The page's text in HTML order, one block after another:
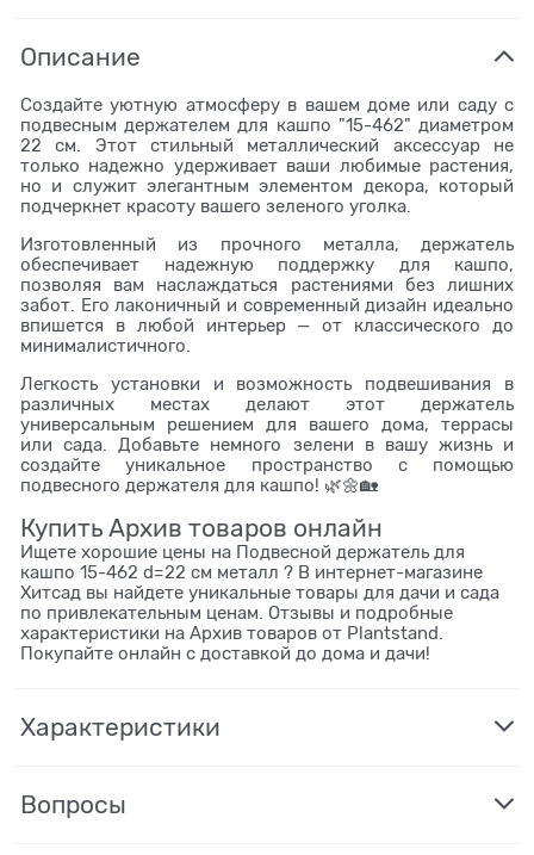
Описание
Создайте уютную атмосферу в вашем доме или саду с
подвесным держателем для кашпо "15-462" диаметром
22 см. Этот стильный металлический аксессуар не
только надежно удерживает ваши любимые растения,
но и служит элегантным элементом декора, который
подчеркнет красоту вашего зеленого уголка.
Изготовленный из прочного металла, держатель
обеспечивает надежную поддержку для кашпо,
позволяя вам наслаждаться растениями без лишних
забот. Его лаконичный и современный дизайн идеально
впишется в любой интерьер — от классического до
минималистичного.
Легкость установки и возможность подвешивания в
различных местах делают этот держатель
универсальным решением для вашего дома, террасы
или сада. Добавьте немного зелени в вашу жизнь и
создайте уникальное пространство с помощью
подвесного держателя для кашпо! 🌿🌼🏡
Купить Архив товаров онлайн
Ищете хорошие цены на Подвесной держатель для
кашпо 15-462 d=22 см металл ? В интернет-магазине
Хитсад вы найдете уникальные товары для дачи и сада
по привлекательным ценам. Отзывы и подробные
характеристики на Архив товаров от Plantstand.
Покупайте онлайн с доставкой до дома и дачи!
Характеристики
Вопросы